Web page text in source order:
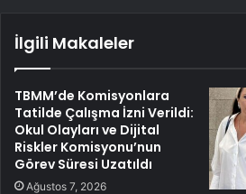
İlgili Makaleler
TBMM’de Komisyonlara
Tatilde Çalışma İzni Verildi:
Okul Olayları ve Dijital
Riskler Komisyonu’nun
Görev Süresi Uzatıldı
Ağustos 7, 2026